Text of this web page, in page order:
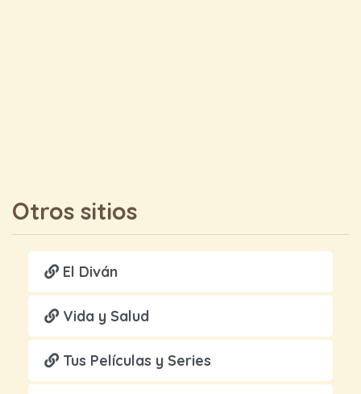
Otros sitios
El Diván
Vida y Salud
Tus Películas y Series